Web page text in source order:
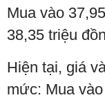
Mua vào
38,35 triệu
Hiện tại, giá
mức: Mua